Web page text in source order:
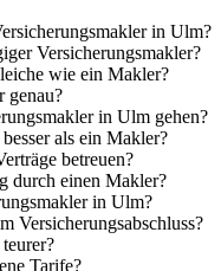
in Ulm?
Versicherungsmakler?
wie ein Makler?
genau?
in Ulm gehen?
als ein Makler?
betreuen?
durch einen Makler?
in Ulm?
Versicherungsabschluss?
Tarife?